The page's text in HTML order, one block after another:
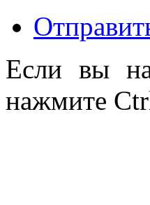
Если вы
нажмите